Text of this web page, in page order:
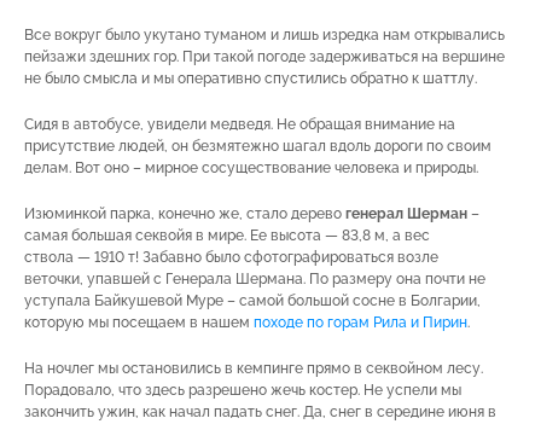
Все вокруг было укутано туманом и лишь изредка нам открывались
пейзажи здешних гор. При такой погоде задерживаться на вершине
не было смысла и мы оперативно спустились обратно к шаттлу.
Сидя в автобусе, увидели медведя. Не обращая внимание на
присутствие людей, он безмятежно шагал вдоль дороги по своим
делам. Вот оно – мирное сосуществование человека и природы.
Изюминкой парка, конечно же, стало дерево генерал Шерман –
самая большая секвойя в мире. Ее высота — 83,8 м, а вес
ствола — 1910 т! Забавно было сфотографироваться возле
веточки, упавшей с Генерала Шермана. По размеру она почти не
уступала Байкушевой Муре – самой большой сосне в Болгарии,
которую мы посещаем в нашем походе по горам Рила и Пирин.
На ночлег мы остановились в кемпинге прямо в секвойном лесу.
Порадовало, что здесь разрешено жечь костер. Не успели мы
закончить ужин, как начал падать снег. Да, снег в середине июня в